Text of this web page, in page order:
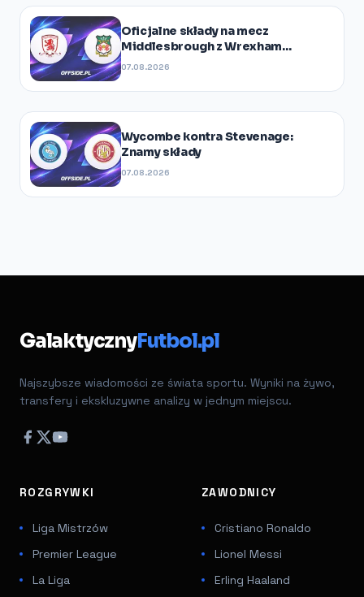
Oficjalne składy na mecz
Middlesbrough z Wrexham
ogłoszone
07.08.2026
Wycombe kontra Stevenage:
Znamy składy
07.08.2026
GalaktycznyFutbol.pl
Najszybsze wiadomości ze świata sportu. Wyniki na żywo,
transfery i ekskluzywne analizy w jednym miejscu.
ROZGRYWKI
Liga Mistrzów
Premier League
La Liga
ZAWODNICY
Cristiano Ronaldo
Lionel Messi
Erling Haaland